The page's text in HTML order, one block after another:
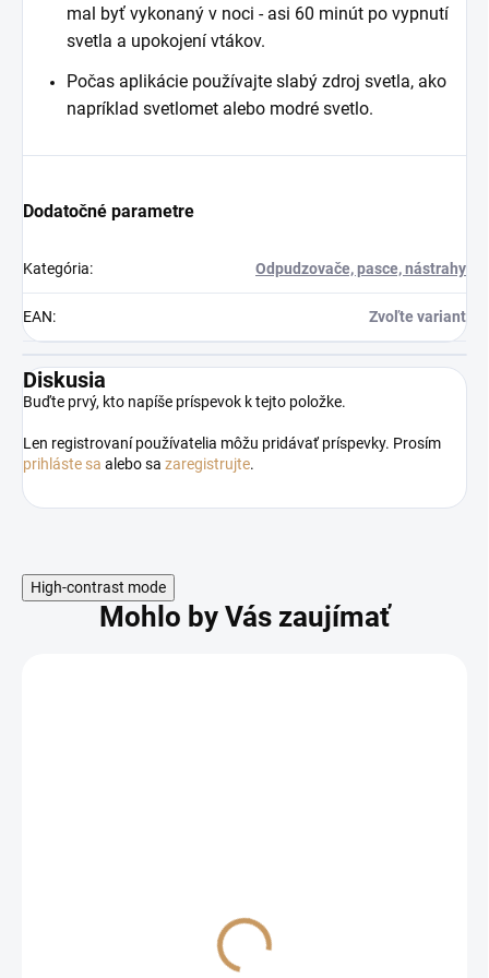
mal byť vykonaný v noci - asi 60 minút po vypnutí
svetla a upokojení vtákov.
Počas aplikácie používajte slabý zdroj svetla, ako
napríklad svetlomet alebo modré svetlo.
Dodatočné parametre
Kategória: Odpudzovače, pasce, nástrahy
EAN: Zvoľte variant
Diskusia
Buďte prvý, kto napíše príspevok k tejto položke.
Len registrovaní používatelia môžu pridávať príspevky. Prosím
prihláste sa alebo sa zaregistrujte.
High-contrast mode
Mohlo by Vás zaujímať